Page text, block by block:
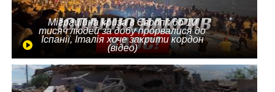
Міграційна криза в Європі: до 10
тисяч людей за добу прорвалися до
Іспанії, Італія хоче закрити кордон
(відео)